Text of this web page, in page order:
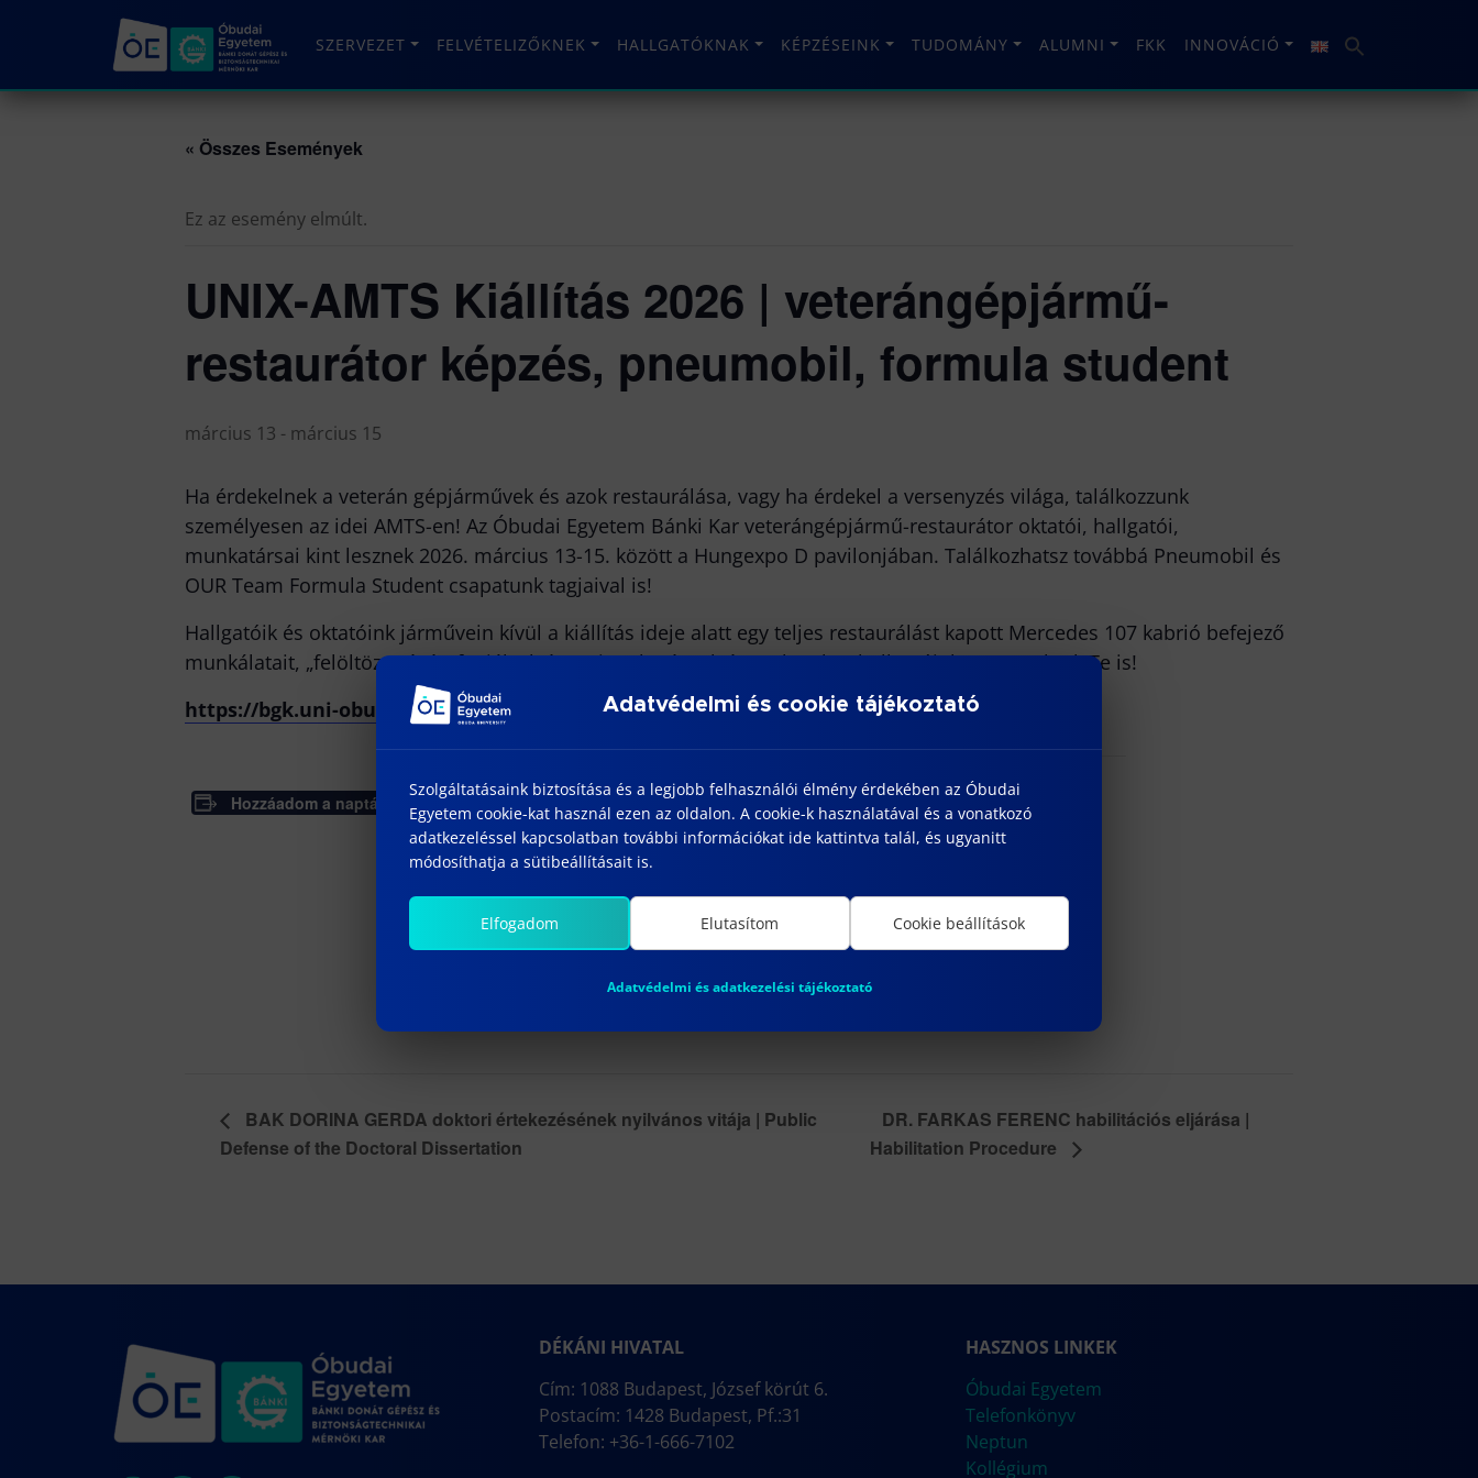
SZERVEZET FELVÉTELIZŐKNEK HALLGATÓKNAK KÉPZÉSEINK TUDOMÁNY ALUMNI FKK INNOVÁCIÓ
« Összes Események
Ez az esemény elmúlt.
UNIX-AMTS Kiállítás 2026 | veterángépjármű-
restaurátor képzés, pneumobil, formula student
március 13 - március 15
Ha érdekelnek a veterán gépjárművek és azok restaurálása, vagy ha érdekel a versenyzés világa, találkozzunk
személyesen az idei AMTS-en! Az Óbudai Egyetem Bánki Kar veterángépjármű-restaurátor oktatói, hallgatói,
munkatársai kint lesznek 2026. március 13-15. között a Hungexpo D pavilonjában. Találkozhatsz továbbá Pneumobil és
OUR Team Formula Student csapatunk tagjaival is!
Hallgatóik és oktatóink járművein kívül a kiállítás ideje alatt egy teljes restaurálást kapott Mercedes 107 kabrió befejező
munkálatait, „felöltöztetését” fogják elvégezni szakmérnök és szakember hallgatóink. Tarts velünk Te is!
https://bgk.uni-obuda.hu/veteran/
Hozzáadom a naptáramhoz RÉSZLETEK
Kezdés:
március 13
március 15
HELYSZÍN
Hungexpo 1101 Albertirsai
út 10.
Magyarország
BAK DORINA GERDA doktori értekezésének nyilvános vitája | Public
Defense of the Doctoral Dissertation
DR. FARKAS FERENC habilitációs eljárása |
Habilitation Procedure
DÉKÁNI HIVATAL
Cím: 1088 Budapest, József körút 6.
Postacím: 1428 Budapest, Pf.:31
Telefon: +36-1-666-7102
HASZNOS LINKEK
Óbudai Egyetem
Telefonkönyv
Neptun
Kollégium
Adatvédelmi és cookie tájékoztató
Szolgáltatásaink biztosítása és a legjobb felhasználói élmény érdekében az Óbudai
Egyetem cookie-kat használ ezen az oldalon. A cookie-k használatával és a vonatkozó
adatkezeléssel kapcsolatban további információkat ide kattintva talál, és ugyanitt
módosíthatja a sütibeállításait is.
Elfogadom Elutasítom Cookie beállítások
Adatvédelmi és adatkezelési tájékoztató